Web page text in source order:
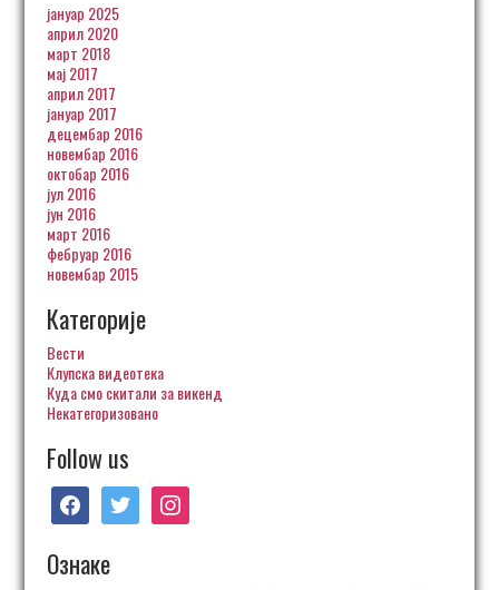
јануар 2025
април 2020
март 2018
мај 2017
април 2017
јануар 2017
децембар 2016
новембар 2016
октобар 2016
јул 2016
јун 2016
март 2016
фебруар 2016
новембар 2015
Категорије
Вести
Клупска видеотека
Куда смо скитали за викенд
Некатегоризовано
Follow us
facebooktwitter instagram
Ознаке